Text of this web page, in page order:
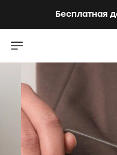
Бесплатная